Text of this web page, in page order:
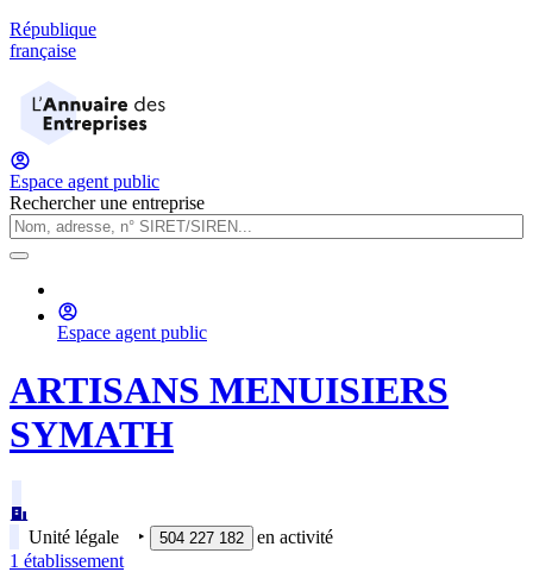
République
française
Espace agent public
Rechercher une entreprise
Espace agent public
ARTISANS MENUISIERS
SYMATH
Unité légale ‣ 504 227 182
en activité
1 établissement